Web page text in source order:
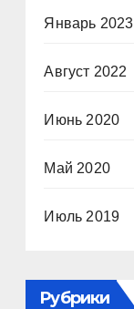
Январь 2023
Август 2022
Июнь 2020
Май 2020
Июль 2019
Рубрики